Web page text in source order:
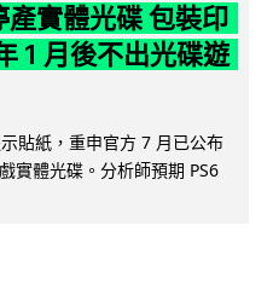
實體光碟 包裝印
1 月後不出光碟遊
貼紙，重申官方 7 月已公布
實體光碟。分析師預期 PS6